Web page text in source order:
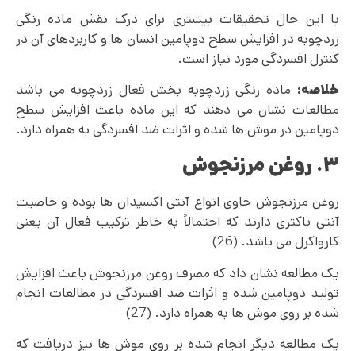
با این حال تحقیقات بیشتری برای درک نقش ماده رنگی
زردچوبه در افزایش سطح دوپامین انسان ها و کاربردهای آن در
کنترل افسردگی مورد نیاز است.
خلاصه: ماده رنگی زردچوبه بخش فعال زردچوبه می باشد
مطالعات نشان می‌ دهند که این ماده باعث افزایش سطح
دوپامین در موش ها شده و اثرات ضد افسردگی به همراه دارد.
۳. روغن مرزنجوش
روغن مرزنجوش حاوی انواع آنتی اکسیدان ها بوده و خاصیت
آنتی باکتری دارند که احتمالاً به خاطر ترکیب فعال آن یعنی
کارواکرل می باشد. (26)
یک مطالعه نشان داد که مصرف روغن مرزنجوش باعث افزایش
تولید دوپامین شده و اثرات ضد افسردگی در مطالعات انجام
شده بر روی موش ها به همراه دارد. (27)
یک مطالعه دیگر انجام شده بر روی موش ها نیز دریافت که